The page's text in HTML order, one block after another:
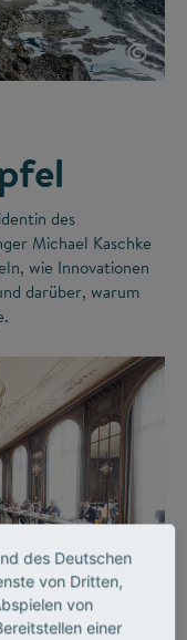
©
des
Michael Kaschke
wie Innovationen
darüber, warum
des Deutschen
von Dritten,
von
einer